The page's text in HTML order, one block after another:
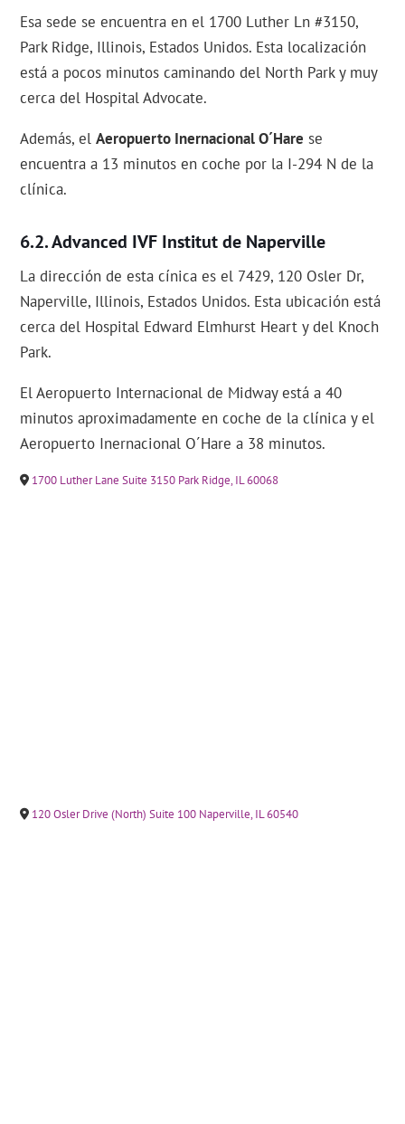
Esa sede se encuentra en el 1700 Luther Ln #3150,
Park Ridge, Illinois, Estados Unidos. Esta localización
está a pocos minutos caminando del North Park y muy
cerca del Hospital Advocate.
Además, elAeropuerto Inernacional O´Hare se
encuentra a 13 minutos en coche por la I-294 N de la
clínica.
Advanced IVF Institut de Naperville
La dirección de esta cínica es el 7429, 120 Osler Dr,
Naperville, Illinois, Estados Unidos. Esta ubicación está
cerca del Hospital Edward Elmhurst Heart y del Knoch
Park.
El Aeropuerto Internacional de Midway está a 40
minutos aproximadamente en coche de la clínica y el
Aeropuerto Inernacional O´Hare a 38 minutos.
1700 Luther Lane Suite 3150 Park Ridge, IL 60068
120 Osler Drive (North) Suite 100 Naperville, IL 60540